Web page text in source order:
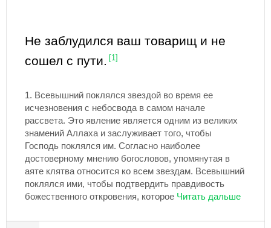
Не заблудился ваш товарищ и не
сошел с пути.
[1]
1. Всевышний поклялся звездой во время ее
исчезновения с небосвода в самом начале
рассвета. Это явление является одним из великих
знамений Аллаха и заслуживает того, чтобы
Господь поклялся им. Согласно наиболее
достоверному мнению богословов, упомянутая в
аяте клятва относится ко всем звездам. Всевышний
поклялся ими, чтобы подтвердить правдивость
божественного откровения, которое